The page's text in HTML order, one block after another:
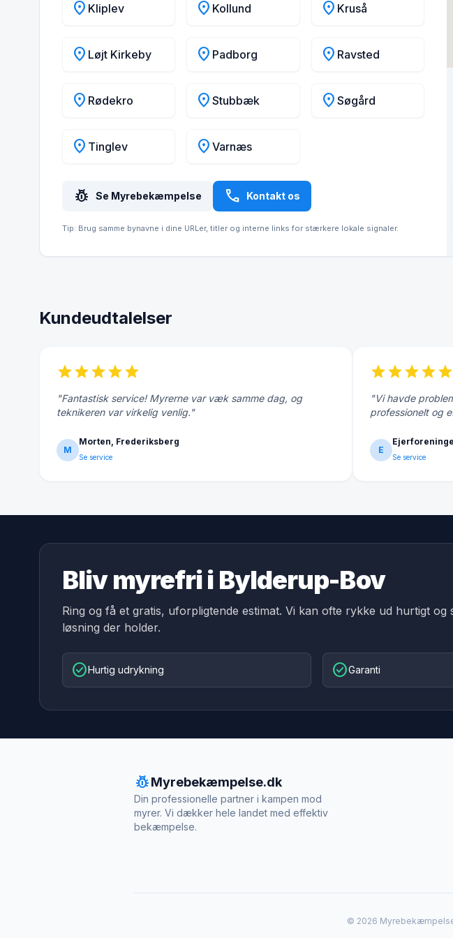
location_on Kliplev location_on Kollund location_on Kruså
location_on Løjt Kirkeby location_on Padborg location_on Ravsted
location_on Rødekro location_onStubbæk location_on Søgård
location_on Tinglev location_onVarnæs
pest_control Se Myrebekæmpelse call Kontakt os
Tip: Brug samme bynavne i dine URLer, titler og interne links for stærkere lokale signaler.
Kundeudtalelser
starstarstarstarstar
"Fantastisk service! Myrerne var væk samme dag, og
teknikeren var virkelig venlig."
M
Morten, Frederiksberg
Se service
starstarstarstarstar
"Vi havde
professionelt og
E
Se service
Bliv myrefri i Bylderup-Bov
Ring og få et gratis, uforpligtende estimat. Vi kan ofte rykke ud hurtigt og
løsning der holder.
check_circleHurtig udrykning check_circleGaranti
pest_controlMyrebekæmpelse.dk
Din professionelle partner i kampen mod
myrer. Vi dækker hele landet med effektiv
bekæmpelse.
© 2026